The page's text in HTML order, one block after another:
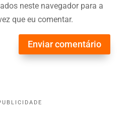
neste navegador para a
que eu comentar.
Enviar comentário